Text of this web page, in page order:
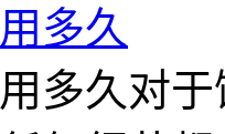
多久
多久对